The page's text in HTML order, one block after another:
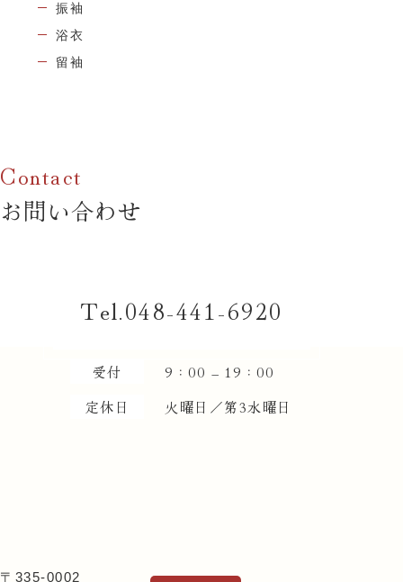
振袖
浴衣
留袖
お問い合わせ
048-441-6920
受付
9：00 – 19：00
定休日
火曜日／第3水曜日
〒335-0002